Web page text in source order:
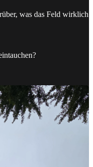
was das Feld wirklich